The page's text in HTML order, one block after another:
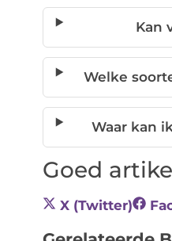
Kan
Welke
Waar kan
Goed
X (Twitter)